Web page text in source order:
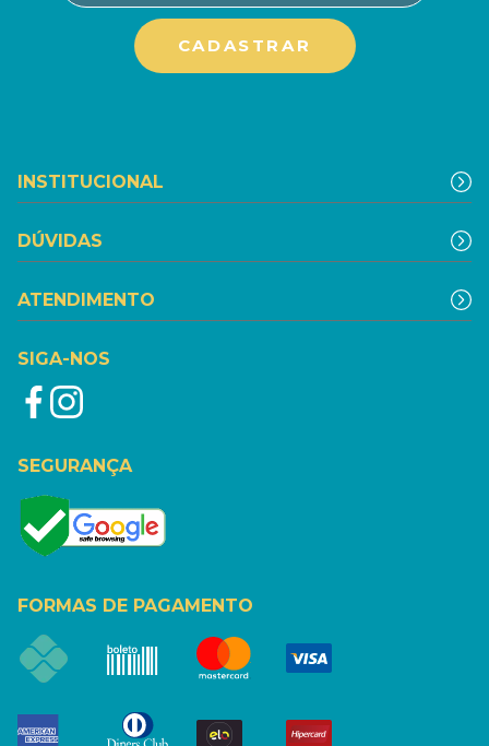
INSTITUCIONAL
DÚVIDAS
ATENDIMENTO
SIGA-NOS
SEGURANÇA
FORMAS DE PAGAMENTO